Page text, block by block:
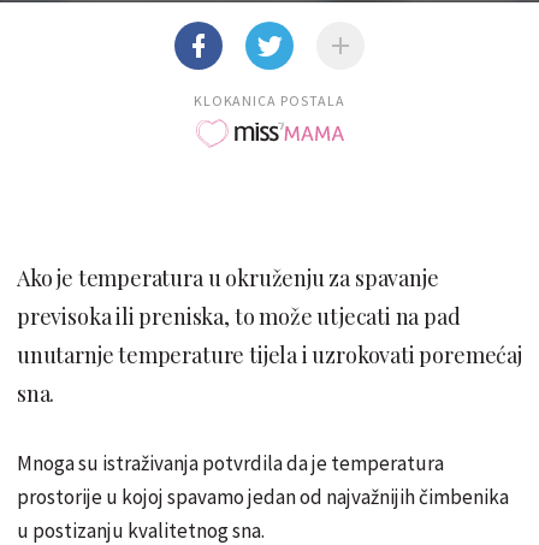
KLOKANICA POSTALA
Ako je temperatura u okruženju za spavanje
previsoka ili preniska, to može utjecati na pad
unutarnje temperature tijela i uzrokovati poremećaj
sna.
Mnoga su istraživanja potvrdila da je temperatura
prostorije u kojoj spavamo jedan od najvažnijih čimbenika
u postizanju kvalitetnog sna.